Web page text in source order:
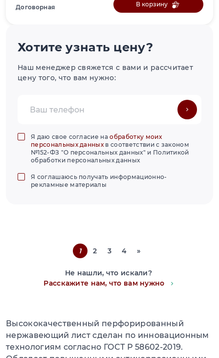
Договорная В корзину
Хотите узнать цену?
Наш менеджер свяжется с вами и рассчитает
цену того, что вам нужно:
Я даю свое согласие наобработку моих
персональных данныхв соответствии с законом
№152-ФЗ "О персональных данных" и Политикой
обработки персональных данных
Я соглашаюсь получать информационно-
рекламные материалы
1 2 3 4 »
Не нашли, что искали?
Расскажите нам, что вам нужно
Высококачественный перфорированный
нержавеющий лист сделан по инновационным
технологиям согласно ГОСТ Р 58602-2019.